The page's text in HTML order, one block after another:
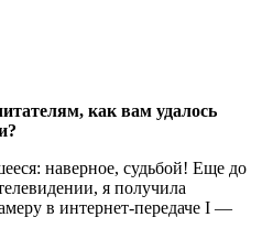
как вам удалось
наверное, судьбой! Еще до
я получила
в интернет-передаче I —